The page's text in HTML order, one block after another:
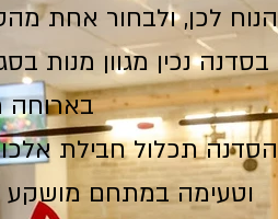
הנוח לכן, ולבחור אחת
בסדנה נכין מגוון מנות
בארוחה
הסדנה תכלול חבילת
וטעימה במתחם מושקע